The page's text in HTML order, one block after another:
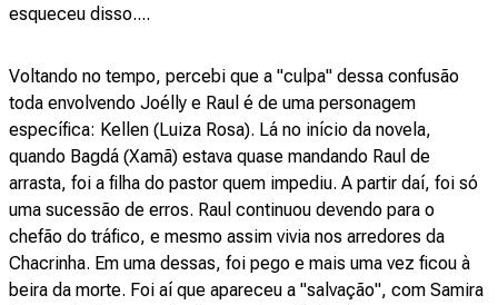
esqueceu disso....
Voltando no tempo, percebi que a "culpa" dessa confusão
toda envolvendo Joélly e Raul é de uma personagem
específica: Kellen (Luiza Rosa). Lá no início da novela,
quando Bagdá (Xamã) estava quase mandando Raul de
arrasta, foi a filha do pastor quem impediu. A partir daí, foi só
uma sucessão de erros. Raul continuou devendo para o
chefão do tráfico, e mesmo assim vivia nos arredores da
Chacrinha. Em uma dessas, foi pego e mais uma vez ficou à
beira da morte. Foi aí que apareceu a "salvação", com Samira